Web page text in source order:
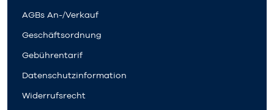
AGBs An-/Verkauf
Geschäftsordnung
Gebührentarif
Datenschutzinformation
Widerrufsrecht